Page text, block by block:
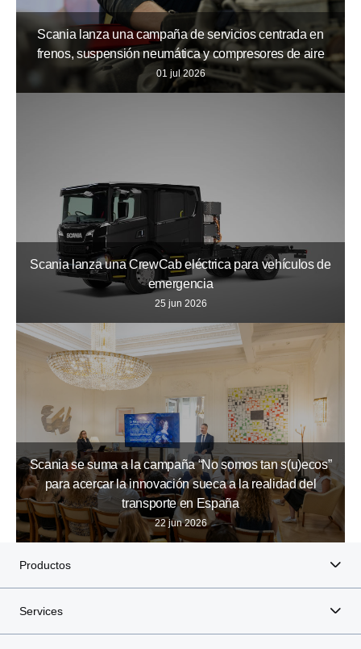
Scania lanza una campaña de servicios centrada en
frenos, suspensión neumática y compresores de aire
01 jul 2026
Scania lanza una CrewCab eléctrica para vehículos de
emergencia
25 jun 2026
Scania se suma a la campaña “No somos tan s(u)ecos”
para acercar la innovación sueca a la realidad del
transporte en España
22 jun 2026
Productos
Services